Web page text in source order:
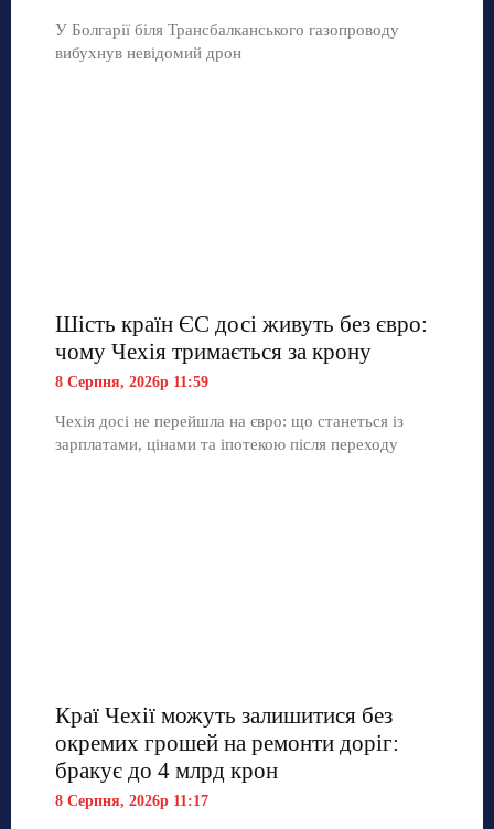
У Болгарії біля Трансбалканського газопроводу
вибухнув невідомий дрон
Шість країн ЄС досі живуть без євро:
чому Чехія тримається за крону
8 Серпня, 2026р 11:59
Чехія досі не перейшла на євро: що станеться із
зарплатами, цінами та іпотекою після переходу
Краї Чехії можуть залишитися без
окремих грошей на ремонти доріг:
бракує до 4 млрд крон
8 Серпня, 2026р 11:17